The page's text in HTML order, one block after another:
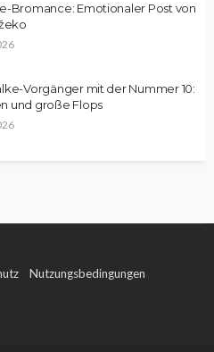
Bromance: Emotionaler Post von
Vorgänger mit der Nummer 10:
und große Flops
Nutzungsbedingungen